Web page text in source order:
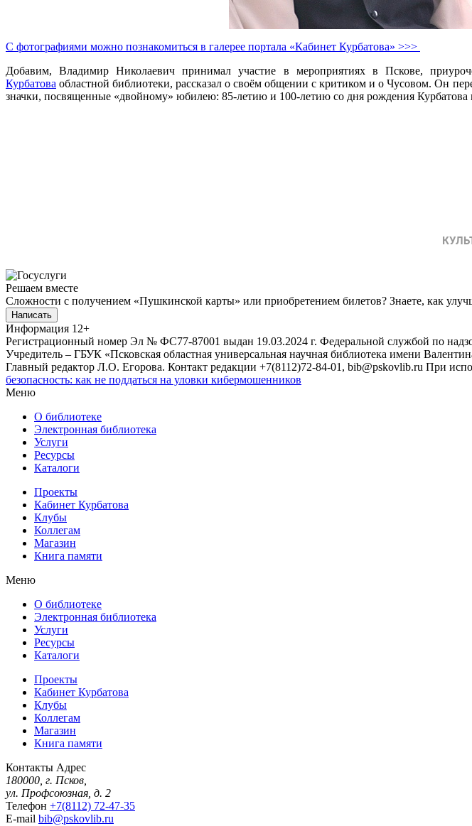
С фотографиями можно познакомиться в галерее портала «Кабинет Курбатова» >>>
Добавим, Владимир Николаевич принимал участие в мероприятиях в Пскове,
Курбатова областной библиотеки, рассказал о своём общении с критиком и о Чусовом. Он
значки, посвященные «двойному» юбилею: 85-летию и 100-летию со дня рождения Курбатова
Решаем вместе
Сложности с получением «Пушкинской карты» или приобретением билетов? Знаете, как
Написать
Информация 12+
Регистрационный номер Эл № ФС77-87001 выдан 19.03.2024 г. Федеральной службой по
Учредитель – ГБУК «Псковская областная универсальная научная библиотека имени
Главный редактор Л.О. Егорова. Контакт редакции +7(8112)72-84-01, bib@pskovlib.ru При
безопасность: как не поддаться на уловки кибермошенников
Меню
О библиотеке
Электронная библиотека
Услуги
Ресурсы
Каталоги
Проекты
Кабинет Курбатова
Клубы
Коллегам
Магазин
Книга памяти
Меню
О библиотеке
Электронная библиотека
Услуги
Ресурсы
Каталоги
Проекты
Кабинет Курбатова
Клубы
Коллегам
Магазин
Книга памяти
Контакты Адрес
180000, г. Псков,
ул. Профсоюзная, д. 2
Телефон +7(8112) 72-47-35
E-mail bib@pskovlib.ru